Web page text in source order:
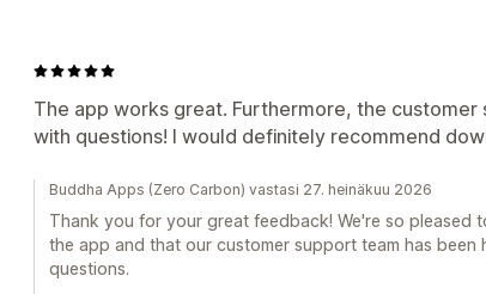
The app works great. Furthermore, the customer
with questions! I would definitely recommend
Buddha Apps (Zero Carbon) vastasi 27. heinäkuu 2026
Thank you for your great feedback! We're so pleased
the app and that our customer support team has been
questions.